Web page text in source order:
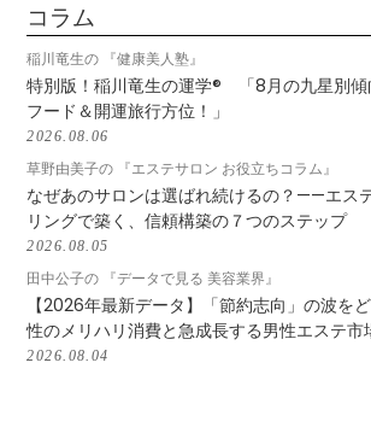
コラム
稲川竜生の 『健康美人塾』
特別版！稲川竜生の運学® 「8月の九星別傾
フード＆開運旅行方位！」
2026.08.06
草野由美子の 『エステサロン お役立ちコラム』
なぜあのサロンは選ばれ続けるの？——エス
リングで築く、信頼構築の７つのステップ
2026.08.05
田中公子の 『データで見る 美容業界』
【2026年最新データ】「節約志向」の波を
性のメリハリ消費と急成長する男性エステ市
2026.08.04